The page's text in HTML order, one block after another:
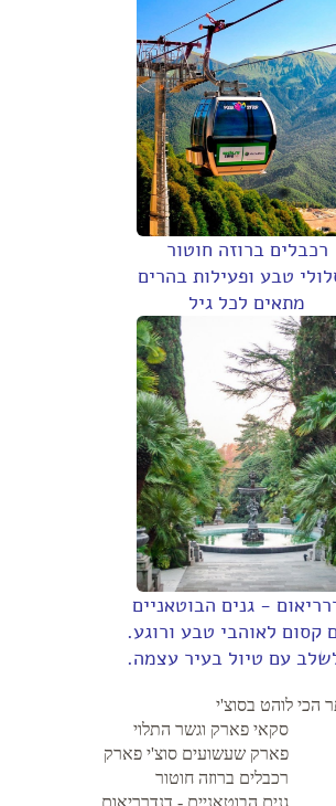
רכבלים ברוזה חוטור
טבע ופעילות בהרים
מתאים לכל גיל
- גנים הבוטאניים
קסום לאוהבי טבע ורוגע.
עם טיול בעיר עצמה.